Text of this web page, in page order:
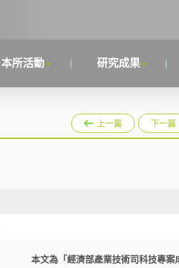
本所活動 研究成果
上一篇 下一篇
本文為「經濟部產業技術司科技專案